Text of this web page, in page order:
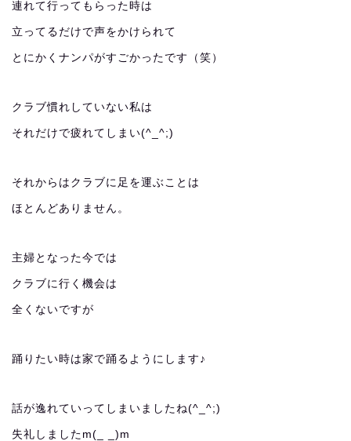
連れて行ってもらった時は
立ってるだけで声をかけられて
とにかくナンパがすごかったです（笑）
クラブ慣れしていない私は
それだけで疲れてしまい(^_^;)
それからはクラブに足を運ぶことは
ほとんどありません。
主婦となった今では
クラブに行く機会は
全くないですが
踊りたい時は家で踊るようにします♪
話が逸れていってしまいましたね(^_^;)
失礼しましたm(_ _)m